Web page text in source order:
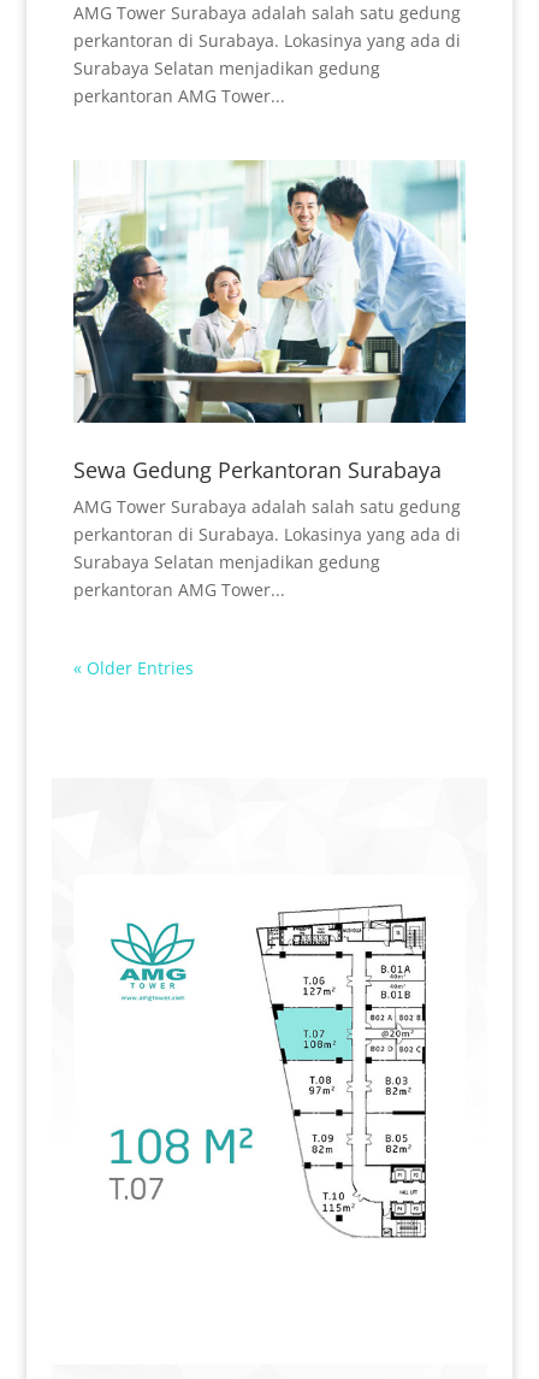
AMG Tower Surabaya adalah salah satu gedung
perkantoran di Surabaya. Lokasinya yang ada di
Surabaya Selatan menjadikan gedung
perkantoran AMG Tower...
Sewa Gedung Perkantoran Surabaya
AMG Tower Surabaya adalah salah satu gedung
perkantoran di Surabaya. Lokasinya yang ada di
Surabaya Selatan menjadikan gedung
perkantoran AMG Tower...
« Older Entries